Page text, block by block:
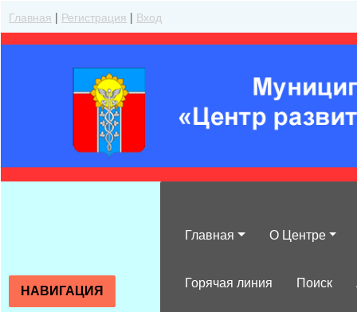
Главная | Регистрация | Вход
Главная О Центре
Горячая линия Поиск
НАВИГАЦИЯ